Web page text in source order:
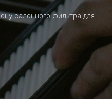
салонного фильтра для